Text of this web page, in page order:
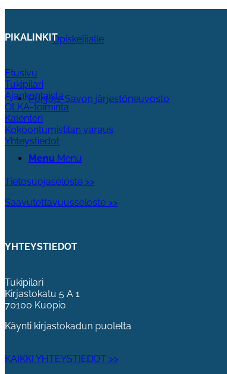
Opiskelijalle
Pohjois-Savon järjestöneuvosto
Menu Menu
PIKALINKIT
Etusivu
Tukipilari
Ajankohtaista
OLKA-toiminta
Kalenteri
Kokoontumistilan varaus
Yhteystiedot
Tietosuojaseloste >>
Saavutettavuusseloste >>
YHTEYSTIEDOT
Tukipilari
Kirjastokatu 5 A 1
70100 Kuopio
Käynti kirjastokadun puolelta
KAIKKI YHTEYSTIEDOT >>